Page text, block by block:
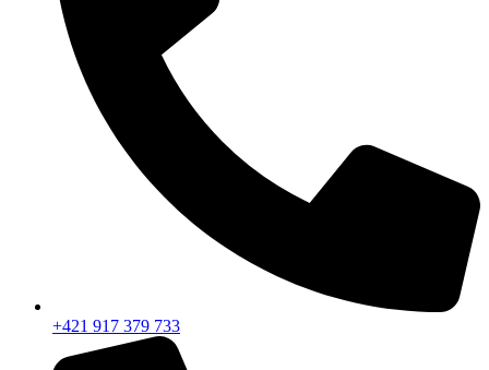
+421 917 379 733